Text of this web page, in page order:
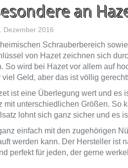
an
Dezember 2016
Schrauberbereich
von Hazet zeichnen sich
So wird bei Hazet vor allem auf
Geld, aber das ist völlig
ist eine Überlegung wert und es
mit unterschiedlichen Größen. So
lohnt sich ganz sicher und es
einfach mit den zugehörigen
werden kann. Der Hersteller ist
perfekt für jeden, der gerne